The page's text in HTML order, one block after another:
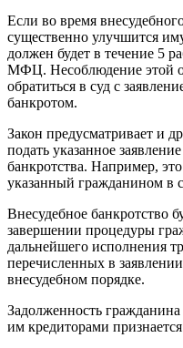
Если во время
существенно улучшится
должен будет в течение 5
МФЦ. Несоблюдение этой
обратиться в суд с
банкротом.
Закон предусматривает и
подать указанное
банкротства. Например,
указанный гражданином в
Внесудебное банкротство
завершении процедуры
дальнейшего исполнения
перечисленных в
внесудебном порядке.
Задолженность
им кредиторами